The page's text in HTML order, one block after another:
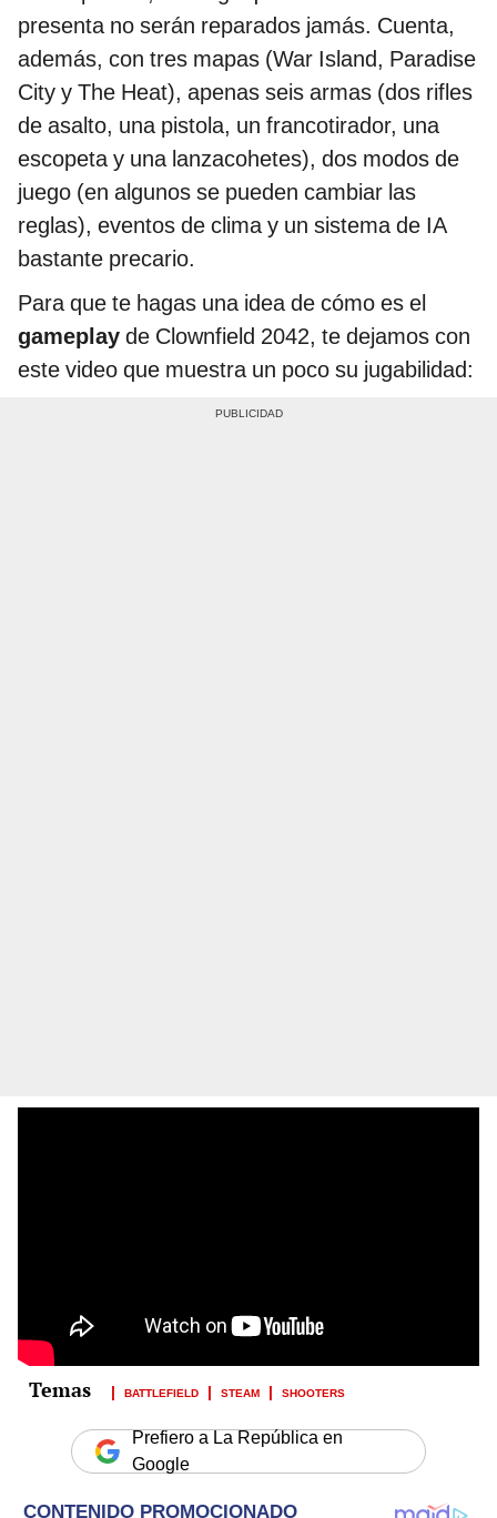
presenta no serán reparados jamás. Cuenta,
además, con tres mapas (War Island, Paradise
City y The Heat), apenas seis armas (dos rifles
de asalto, una pistola, un francotirador, una
escopeta y una lanzacohetes), dos modos de
juego (en algunos se pueden cambiar las
reglas), eventos de clima y un sistema de IA
bastante precario.
Para que te hagas una idea de cómo es el
gameplay de Clownfield 2042, te dejamos con
este video que muestra un poco su jugabilidad:
BATTLEFIELD STEAM SHOOTERS
Prefiero a La República en
Google